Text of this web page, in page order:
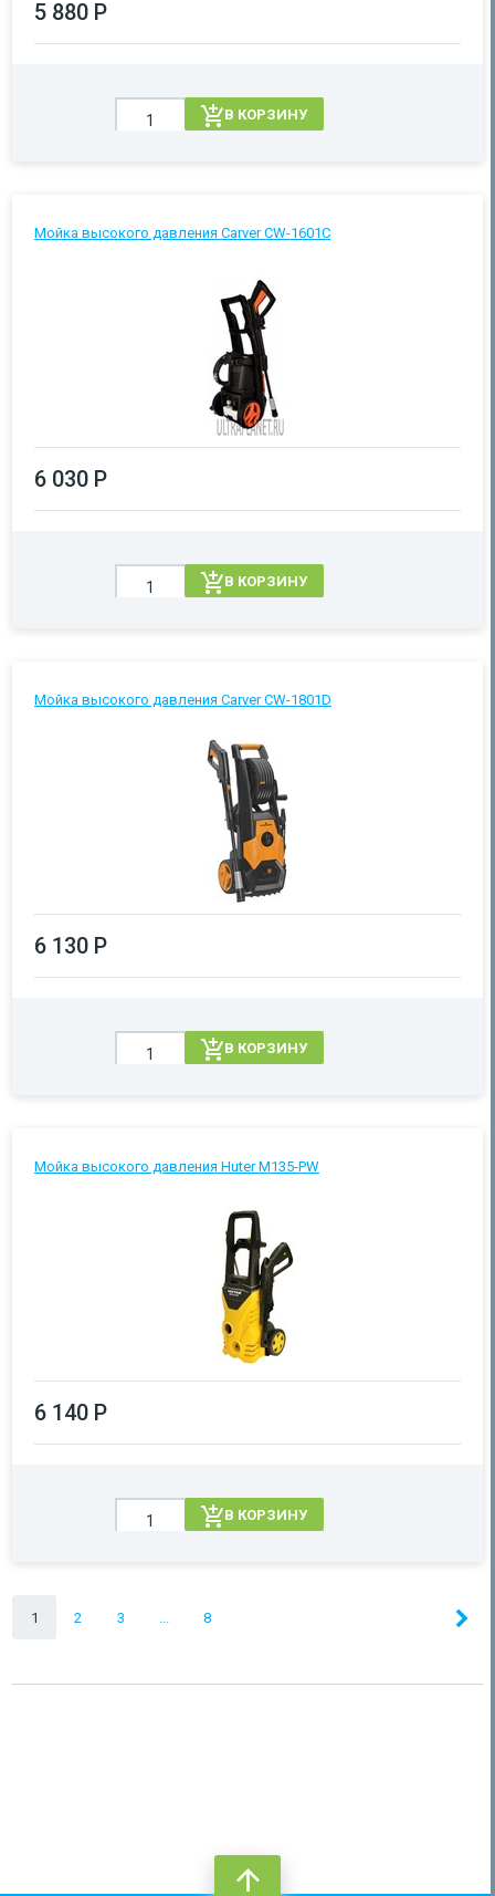
5 880 Р
В КОРЗИНУ
Мойка высокого давления Carver CW-1601С
6 030 Р
В КОРЗИНУ
Мойка высокого давления Carver CW-1801D
6 130 Р
В КОРЗИНУ
Мойка высокого давления Huter M135-PW
6 140 Р
В КОРЗИНУ
1 2 3 ... 8